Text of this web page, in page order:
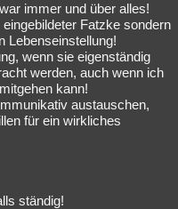
immer und über alles!
Fatzke sondern
Lebenseinstellung!
wenn sie eigenständig
werden, auch wenn ich
kann!
austauschen,
für ein wirkliches
ständig!